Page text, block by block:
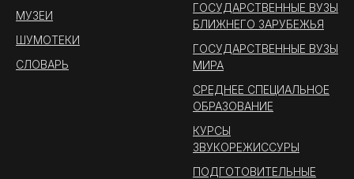
МУЗЕИ
ШУМОТЕКИ
СЛОВАРЬ
ГОСУДАРСТВЕННЫЕ ВУЗЫ
БЛИЖНЕГО ЗАРУБЕЖЬЯ
ГОСУДАРСТВЕННЫЕ ВУЗЫ
МИРА
СРЕДНЕЕ СПЕЦИАЛЬНОЕ
ОБРАЗОВАНИЕ
КУРСЫ
ЗВУКОРЕЖИССУРЫ
ПОДГОТОВИТЕЛЬНЫЕ